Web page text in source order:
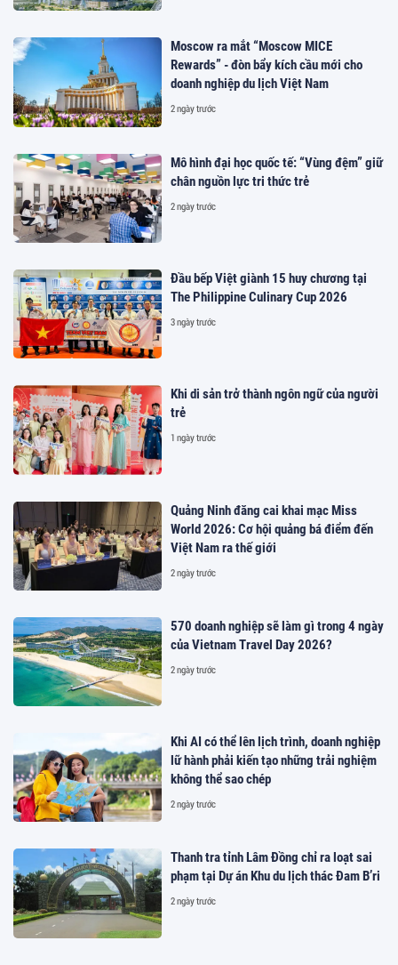
Moscow ra mắt “Moscow MICE
Rewards” - đòn bẩy kích cầu mới cho
doanh nghiệp du lịch Việt Nam
2 ngày trước
Mô hình đại học quốc tế: “Vùng đệm” giữ
chân nguồn lực tri thức trẻ
2 ngày trước
Đầu bếp Việt giành 15 huy chương tại
The Philippine Culinary Cup 2026
3 ngày trước
Khi di sản trở thành ngôn ngữ của người
trẻ
1 ngày trước
Quảng Ninh đăng cai khai mạc Miss
World 2026: Cơ hội quảng bá điểm đến
Việt Nam ra thế giới
2 ngày trước
570 doanh nghiệp sẽ làm gì trong 4 ngày
của Vietnam Travel Day 2026?
2 ngày trước
Khi AI có thể lên lịch trình, doanh nghiệp
lữ hành phải kiến tạo những trải nghiệm
không thể sao chép
2 ngày trước
Thanh tra tỉnh Lâm Đồng chỉ ra loạt sai
phạm tại Dự án Khu du lịch thác Đam B’ri
2 ngày trước